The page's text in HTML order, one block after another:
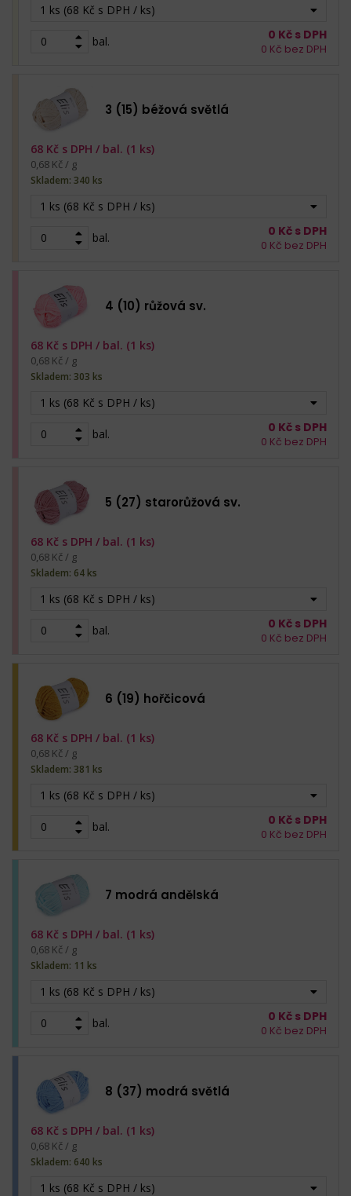
1 ks (68 Kč s DPH / ks)
bal. 0 Kč s DPH
0 Kč bez DPH
3 (15) béžová světlá
1 ks (68 Kč s DPH / ks)
bal.
68 Kč s DPH / bal. (1 ks)
0,68 Kč / g
Skladem: 340 ks
0 Kč s DPH
0 Kč bez DPH
4 (10) růžová sv.
1 ks (68 Kč s DPH / ks)
bal.
68 Kč s DPH / bal. (1 ks)
0,68 Kč / g
Skladem: 303 ks
0 Kč s DPH
0 Kč bez DPH
5 (27) starorůžová sv.
1 ks (68 Kč s DPH / ks)
bal.
68 Kč s DPH / bal. (1 ks)
0,68 Kč / g
Skladem: 64 ks
0 Kč s DPH
0 Kč bez DPH
6 (19) hořčicová
1 ks (68 Kč s DPH / ks)
bal.
68 Kč s DPH / bal. (1 ks)
0,68 Kč / g
Skladem: 381 ks
0 Kč s DPH
0 Kč bez DPH
7 modrá andělská
1 ks (68 Kč s DPH / ks)
bal.
68 Kč s DPH / bal. (1 ks)
0,68 Kč / g
Skladem: 11 ks
0 Kč s DPH
0 Kč bez DPH
8 (37) modrá světlá
1 ks (68 Kč s DPH / ks)
68 Kč s DPH / bal. (1 ks)
0,68 Kč / g
Skladem: 640 ks